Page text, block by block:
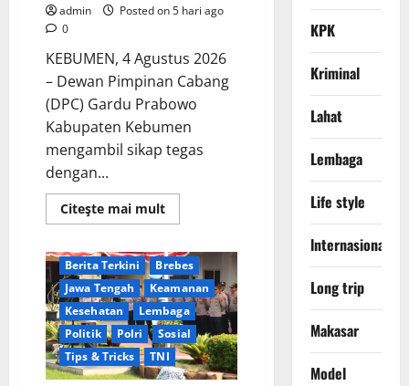
admin
Posted on 5 hari ago
0
KEBUMEN, 4 Agustus 2026
– Dewan Pimpinan Cabang
(DPC) Gardu Prabowo
Kabupaten Kebumen
mengambil sikap tegas
dengan...
Citeşte mai multRead
more
Prabowo
Mendorong
Aksi
Aliansi
Kebumen
Bersatu
Membrantas
Premanisme
Berita Terkini
Brebes
Jawa Tengah
Keamanan
Kesehatan
Lembaga
Politik
Polri
Sosial
Tips & Tricks
TNI
KPK
Kriminal
Lahat
Lembaga
Life style
lnternasional
Long trip
Makasar
Model